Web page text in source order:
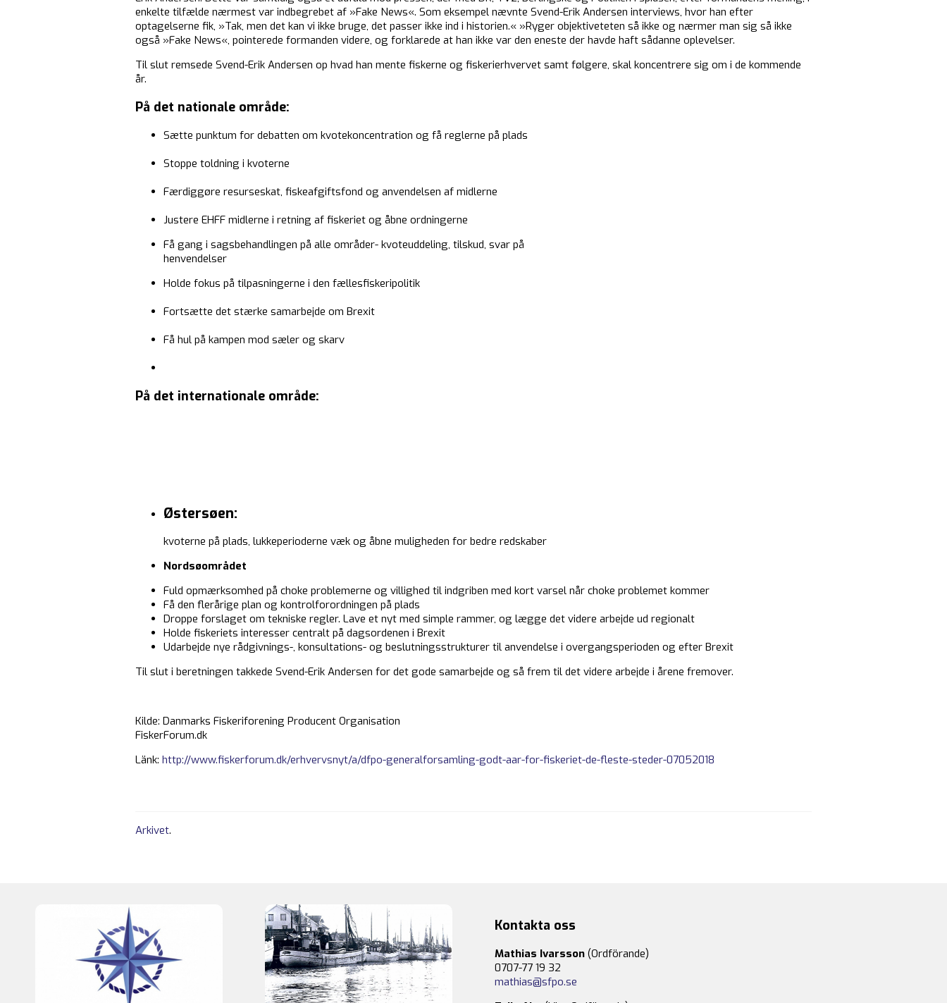
enkelte tilfælde nærmest var indbegrebet af »Fake News«. Som eksempel nævnte Svend-Erik Andersen interviews, hvor han efter
optagelserne fik, »Tak, men det kan vi ikke bruge, det passer ikke ind i historien.« »Ryger objektiveteten så ikke og nærmer man sig så ikke
også »Fake News«, pointerede formanden videre, og forklarede at han ikke var den eneste der havde haft sådanne oplevelser.
Til slut remsede Svend-Erik Andersen op hvad han mente fiskerne og fiskerierhvervet samt følgere, skal koncentrere sig om i de kommende
år.
På det nationale område:
Sætte punktum for debatten om kvotekoncentration og få reglerne på plads
Stoppe toldning i kvoterne
Færdiggøre resurseskat, fiskeafgiftsfond og anvendelsen af midlerne
Justere EHFF midlerne i retning af fiskeriet og åbne ordningerne
Få gang i sagsbehandlingen på alle områder- kvoteuddeling, tilskud, svar på
henvendelser
Holde fokus på tilpasningerne i den fællesfiskeripolitik
Fortsætte det stærke samarbejde om Brexit
Få hul på kampen mod sæler og skarv
På det internationale område:
Østersøen:
kvoterne på plads, lukkeperioderne væk og åbne muligheden for bedre redskaber
Nordsøområdet
Fuld opmærksomhed på choke problemerne og villighed til indgriben med kort varsel når choke problemet kommer
Få den flerårige plan og kontrolforordningen på plads
Droppe forslaget om tekniske regler. Lave et nyt med simple rammer, og lægge det videre arbejde ud regionalt
Holde fiskeriets interesser centralt på dagsordenen i Brexit
Udarbejde nye rådgivnings-, konsultations- og beslutningsstrukturer til anvendelse i overgangsperioden og efter Brexit
Til slut i beretningen takkede Svend-Erik Andersen for det gode samarbejde og så frem til det videre arbejde i årene fremover.
Kilde: Danmarks Fiskeriforening Producent Organisation
FiskerForum.dk
Länk: http://www.fiskerforum.dk/erhvervsnyt/a/dfpo-generalforsamling-godt-aar-for-fiskeriet-de-fleste-steder-07052018
Arkivet.
Kontakta oss
Mathias Ivarsson (Ordförande)
0707-77 19 32
mathias@sfpo.se